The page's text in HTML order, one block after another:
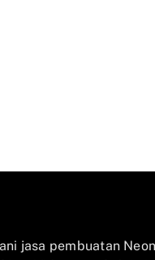
jasa pembuatan